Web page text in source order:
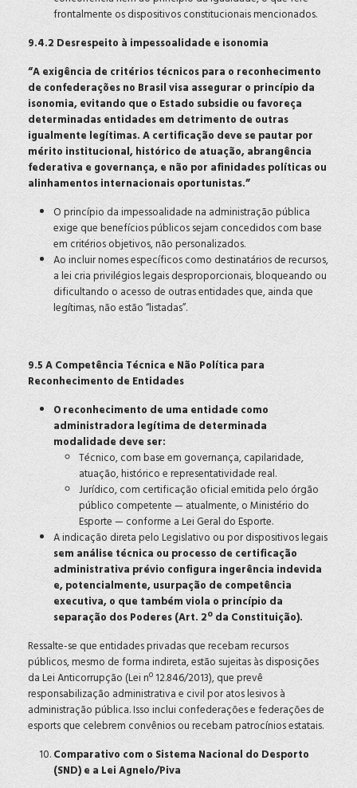
frontalmente os dispositivos constitucionais mencionados.
9.4.2 Desrespeito à impessoalidade e isonomia
“A exigência de critérios técnicos para o reconhecimento
de confederações no Brasil visa assegurar o princípio da
isonomia, evitando que o Estado subsidie ou favoreça
determinadas entidades em detrimento de outras
igualmente legítimas. A certificação deve se pautar por
mérito institucional, histórico de atuação, abrangência
federativa e governança, e não por afinidades políticas ou
alinhamentos internacionais oportunistas.”
O princípio da impessoalidade na administração pública
exige que benefícios públicos sejam concedidos com base
em critérios objetivos, não personalizados.
Ao incluir nomes específicos como destinatários de recursos,
a lei cria privilégios legais desproporcionais, bloqueando ou
dificultando o acesso de outras entidades que, ainda que
legítimas, não estão “listadas”.
9.5 A Competência Técnica e Não Política para
Reconhecimento de Entidades
O reconhecimento de uma entidade como
administradora legítima de determinada
modalidade deve ser:
Técnico, com base em governança, capilaridade,
atuação, histórico e representatividade real.
Jurídico, com certificação oficial emitida pelo órgão
público competente — atualmente, o Ministério do
Esporte — conforme a Lei Geral do Esporte.
A indicação direta pelo Legislativo ou por dispositivos legais
sem análise técnica ou processo de certificação
administrativa prévio configura ingerência indevida
e, potencialmente, usurpação de competência
executiva, o que também viola o princípio da
separação dos Poderes (Art. 2º da Constituição).
Ressalte-se que entidades privadas que recebam recursos
públicos, mesmo de forma indireta, estão sujeitas às disposições
da Lei Anticorrupção (Lei nº 12.846/2013), que prevê
responsabilização administrativa e civil por atos lesivos à
administração pública. Isso inclui confederações e federações de
esports que celebrem convênios ou recebam patrocínios estatais.
Comparativo com o Sistema Nacional do Desporto
(SND) e a Lei Agnelo/Piva